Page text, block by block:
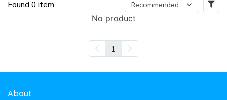
Found 0 item Recommended
No product
1
About